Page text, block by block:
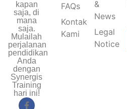
kapan
saja, di
mana
saja.
Mulailah
perjalanan
pendidikan
Anda
dengan
Synergis
Training
hari ini!
FAQs
Kontak
Kami
&
News
Legal
Notice